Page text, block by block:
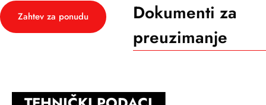
Zahtev za ponudu
Dokumenti za
preuzimanje